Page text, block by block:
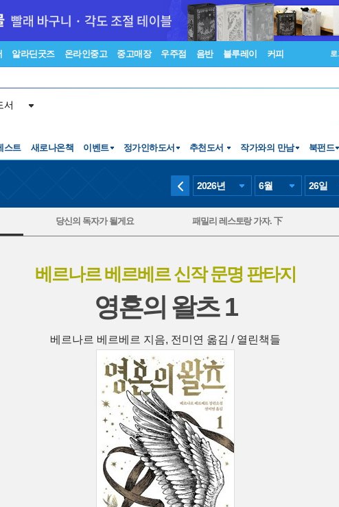
알라딘굿즈 온라인중고 중고매장 우주점 음반 블루레이 커피
서
스트 새로나온책 이벤트 정가인하도서 추천도서 작가와의 만남 북펀드
2026년 6월 26일
당신의 독자가 될게요 패밀리 레스토랑 가자. 下
베르나르 베르베르 신작 문명 판타지
영혼의 왈츠 1
베르나르 베르베르 지음, 전미연 옮김 / 열린책들